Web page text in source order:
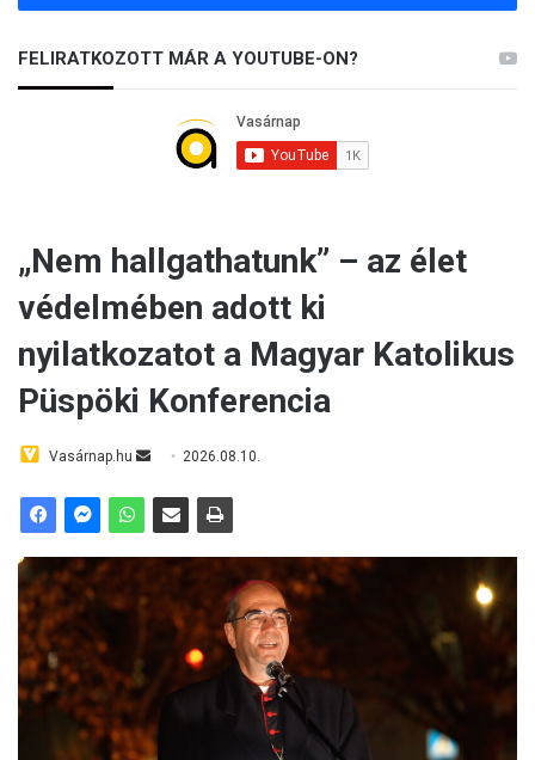
FELIRATKOZOTT MÁR A YOUTUBE-ON?